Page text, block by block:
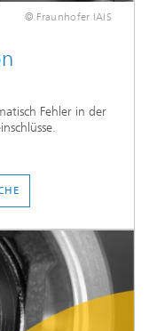
© Fraunhofer IAIS
Fehler in der